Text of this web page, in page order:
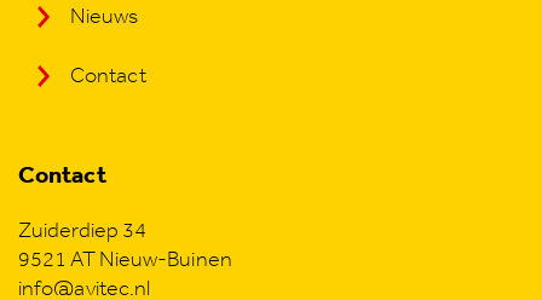
Nieuws
Contact
Contact
Zuiderdiep 34
9521 AT Nieuw-Buinen
info@avitec.nl